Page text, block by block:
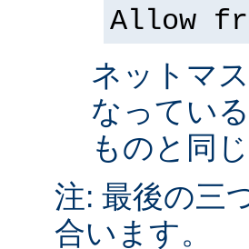
Allow
ネットマ
なってい
ものと同じ
注: 最後の三
合います。